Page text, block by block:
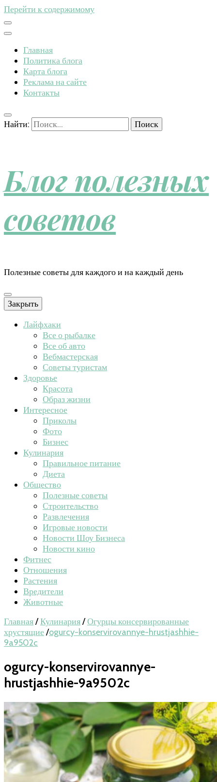
Перейти к содержимому
Главная
Политика блога
Карта блога
Реклама на сайте
Контакты
Найти:
Блог полезных
советов
Полезные советы для каждого и на каждый день
Закрыть
Лайфхаки
Все о рыбалке
Все об авто
Вебмастерская
Советы туристам
Здоровье
Красота
Образ жизни
Интересное
Приколы
Фото
Бизнес
Кулинария
Правильное питание
Диета
Общество
Полезные советы
Строительство
Развлечения
Игровые новости
Новости Шоу Бизнеса
Новости кино
Фитнес
Отношения
Растения
Вредители
Животные
Главная/Кулинария/Огурцы консервированные
хрустящие/ogurcy-konservirovannye-hrustjashhie-
9a9502c
ogurcy-konservirovannye-
hrustjashhie-9a9502c